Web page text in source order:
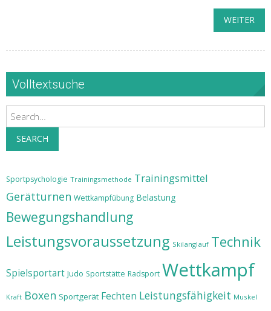
WEITER
Volltextsuche
Search
SEARCH
Sportpsychologie Trainingsmethode Trainingsmittel
Gerätturnen Wettkampfübung Belastung
Bewegungshandlung
Leistungsvoraussetzung Skilanglauf Technik
Spielsportart Judo Sportstätte Radsport Wettkampf
Kraft Boxen Sportgerät Fechten Leistungsfähigkeit Muskel